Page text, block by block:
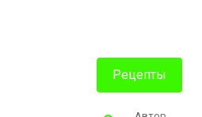
Рецепты